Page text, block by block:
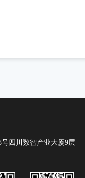
四川数智产业大厦9层